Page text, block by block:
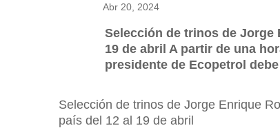
Abr 20, 2024
Selección de trinos de Jorge
19 de abril A partir de una
presidente de Ecopetrol
Selección de trinos de Jorge Enrique
país del 12 al 19 de abril